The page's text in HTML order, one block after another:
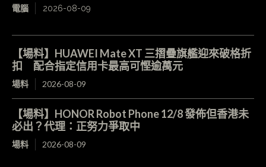
電腦 2026-08-09
【場料】HUAWEI Mate XT 三摺疊旗艦迎來破格折
扣 配合指定信用卡最高可慳逾萬元
場料 2026-08-09
【場料】HONOR Robot Phone 12/8 發佈但香港未
必出？代理：正努力爭取中
場料 2026-08-09